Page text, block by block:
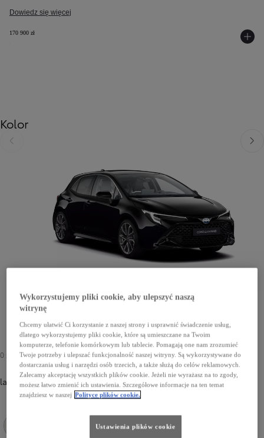
Dowiedz się więcej
170 900 zł
Kolor
Poprzedni
0 zł
lakier podstawowy
Wykorzystujemy pliki cookie, aby ulepszyć naszą
witrynę
Chcemy ułatwić Ci korzystanie z naszej strony i usprawnić świadczenie usług,
dlatego wykorzystujemy pliki cookie, które są umieszczane na Twoim
komputerze, telefonie komórkowym lub tablecie. Pomagają one nam zrozumieć
Twoje potrzeby i ulepszać funkcjonalność naszej witryny. Są wykorzystywane do
dostarczania usług i narzędzi osób trzecich, a także służą do celów reklamowych.
Zalecamy akceptację wszystkich plików cookie. Jeżeli nie wyrażasz na to zgody,
możesz łatwo zmienić ich ustawienia. Szczegółowe informacje na ten temat
znajdziesz w naszej Polityce plików cookie.
Ustawienia plików cookie